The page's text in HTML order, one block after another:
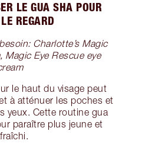
LE GUA SHA POUR
REGARD
Charlotte’s Magic
Magic Eye Rescue eye
le haut du visage peut
à atténuer les poches et
yeux. Cette routine gua
paraître plus jeune et